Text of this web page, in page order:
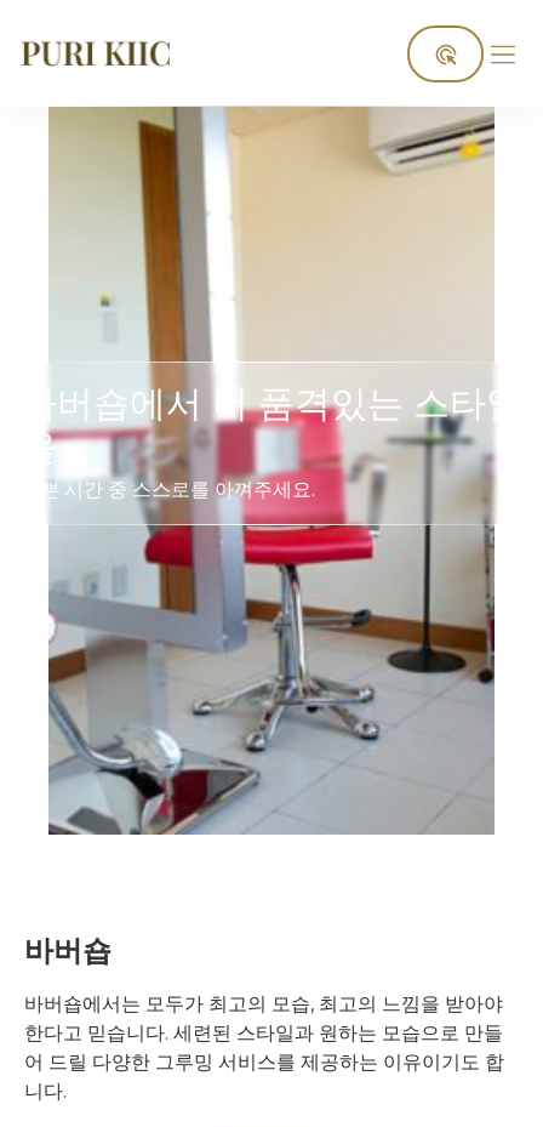
Home Facilities
바버숍에서 더 품격있는 스타일
을
바쁜 시간 중 스스로를 아껴주세요.
바버숍
바버숍에서는 모두가 최고의 모습, 최고의 느낌을 받아야
한다고 믿습니다. 세련된 스타일과 원하는 모습으로 만들
어 드릴 다양한 그루밍 서비스를 제공하는 이유이기도 합
니다.